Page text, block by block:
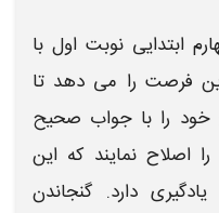
ابتدایی نوبت اول با
فرصت را می دهد تا
خود رابا جواب صحیح
اصلاح نمایند که این
دارد. گنجاندن